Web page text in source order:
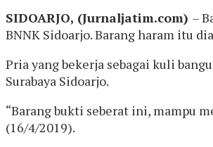
SIDOARJO, (Jurnaljatim.com) –
BNNK Sidoarjo. Barang haram itu
Pria yang bekerja sebagai kuli
Surabaya Sidoarjo.
“Barang bukti seberat ini, mampu
(16/4/2019).